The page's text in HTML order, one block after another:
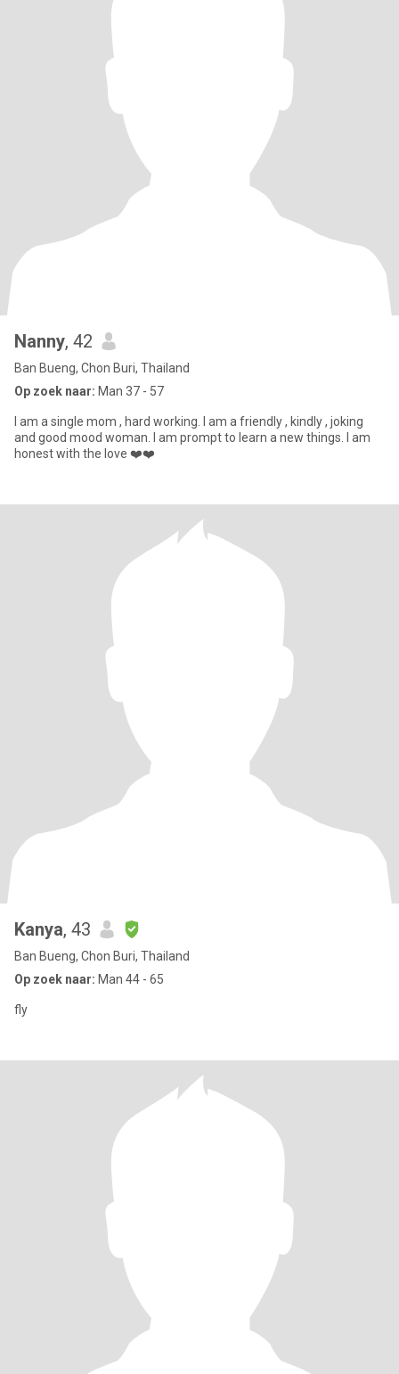
Nanny, 42
Ban Bueng, Chon Buri, Thailand
Op zoek naar: Man 37 - 57
I am a single mom , hard working. I am a friendly , kindly , joking
and good mood woman. I am prompt to learn a new things. I am
honest with the love ❤️❤️
Kanya, 43
Ban Bueng, Chon Buri, Thailand
Op zoek naar: Man 44 - 65
fly